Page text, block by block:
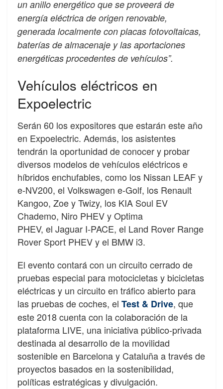
un anillo energético que se proveerá de
energía eléctrica de origen renovable,
generada localmente con placas fotovoltaicas,
baterías de almacenaje y las aportaciones
energéticas procedentes de vehículos”.
Vehículos eléctricos en
Expoelectric
Serán 60 los expositores que estarán este año
en Expoelectric. Además, los asistentes
tendrán la oportunidad de conocer y probar
diversos modelos de vehículos eléctricos e
híbridos enchufables, como los Nissan LEAF y
e-NV200, el Volkswagen e-Golf, los Renault
Kangoo, Zoe y Twizy, los KIA Soul EV
Chademo, Niro PHEV y Optima
PHEV, el Jaguar I-PACE, el Land Rover Range
Rover Sport PHEV y el BMW i3.
El evento contará con un circuito cerrado de
pruebas especial para motocicletas y bicicletas
eléctricas y un circuito en tráfico abierto para
las pruebas de coches, el Test & Drive, que
este 2018 cuenta con la colaboración de la
plataforma LIVE, una iniciativa público-privada
destinada al desarrollo de la movilidad
sostenible en Barcelona y Cataluña a través de
proyectos basados ​​en la sostenibilidad,
políticas estratégicas y divulgación.